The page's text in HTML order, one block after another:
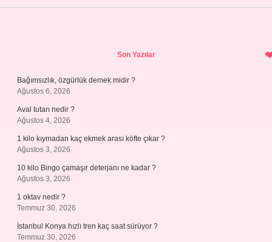
Son Yazılar
Bağımsızlık, özgürlük demek midir ?
Ağustos 6, 2026
Aval tutarı nedir ?
Ağustos 4, 2026
1 kilo kıymadan kaç ekmek arası köfte çıkar ?
Ağustos 3, 2026
10 kilo Bingo çamaşır deterjanı ne kadar ?
Ağustos 3, 2026
1 oktav nedir ?
Temmuz 30, 2026
İstanbul Konya hızlı tren kaç saat sürüyor ?
Temmuz 30, 2026